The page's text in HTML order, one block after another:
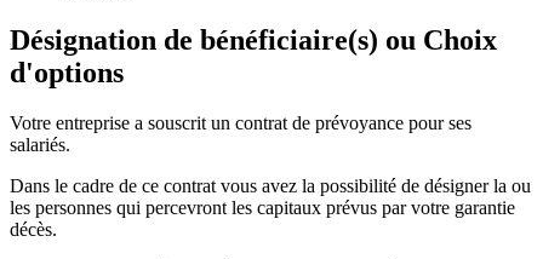
Désignation de bénéficiaire(s) ou Choix
d'options
Votre entreprise a souscrit un contrat de prévoyance pour ses
salariés.
Dans le cadre de ce contrat vous avez la possibilité de désigner la ou
les personnes qui percevront les capitaux prévus par votre garantie
décès.